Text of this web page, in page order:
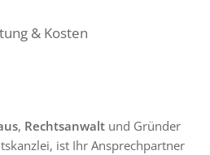
& Kosten
, Rechtsanwalt und Gründer
ist Ihr Ansprechpartner